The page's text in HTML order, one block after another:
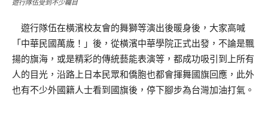
遊行隊伍受到不少矚目
遊行隊伍在橫濱校友會的舞獅等演出後暖身後，大家高喊
「中華民國萬歲！」後，從橫濱中華學院正式出發，不論是飄
揚的旗海，或是精彩的傳統藝能表演等，都成功吸引到上所有
人的目光，沿路上日本民眾和僑胞也都會揮舞國旗回應，此外
也有不少外國籍人士看到國旗後，停下腳步為台灣加油打氣。